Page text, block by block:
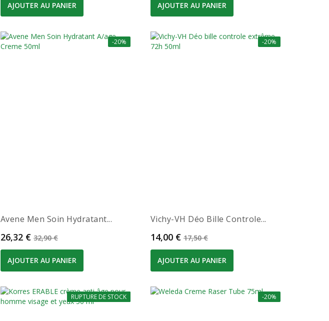
AJOUTER AU PANIER AJOUTER AU PANIER
-20%
Avene Men Soin Hydratant...
Prix
26,32 € Prix de base
32,90 €
AJOUTER AU PANIER
-20%
Vichy-VH Déo Bille Controle...
Prix
14,00 € Prix de base
17,50 €
AJOUTER AU PANIER
-20%
RUPTURE DE STOCK -20%